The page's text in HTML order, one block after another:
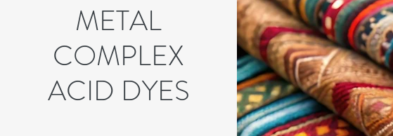
METAL
COMPLEX
ACID DYES